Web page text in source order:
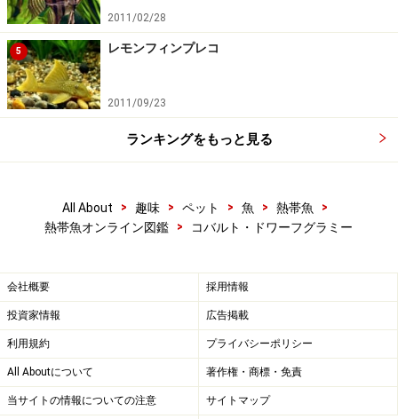
2011/02/28
5 レモンフィンプレコ
2011/09/23
ランキングをもっと見る
All About > 趣味 > ペット > 魚 > 熱帯魚
>
熱帯魚オンライン図鑑
> コバルト・ドワーフグラミー
会社概要 採用情報
投資家情報 広告掲載
利用規約 プライバシーポリシー
All Aboutについて 著作権・商標・免責
当サイトの情報についての注意 サイトマップ